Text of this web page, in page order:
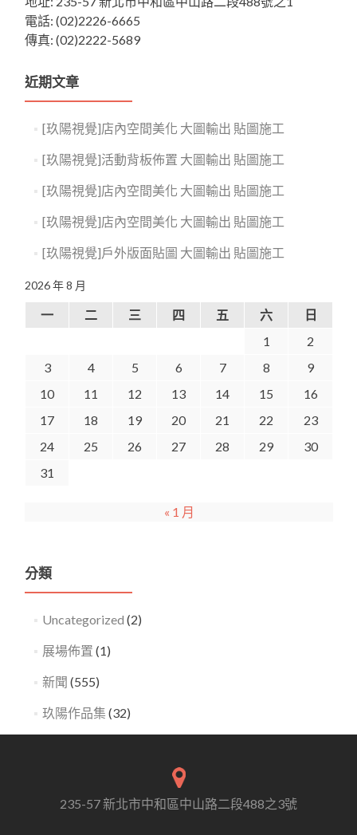
電話: (02)2226-6665
傳真: (02)2222-5689
近期文章
[玖陽視覺]店內空間美化 大圖輸出 貼圖施工
[玖陽視覺]活動背板佈置 大圖輸出 貼圖施工
[玖陽視覺]店內空間美化 大圖輸出 貼圖施工
[玖陽視覺]店內空間美化 大圖輸出 貼圖施工
[玖陽視覺]戶外版面貼圖 大圖輸出 貼圖施工
2026 年 8 月
一 二 三 四 五 六
日
1
2
3
4 5 6 7 8
9
10
11 12 13 14 15
16
17
18 19 20 21 22
23
24
25 26 27 28 29
30
31
« 1 月
分類
Uncategorized (2)
展場佈置 (1)
新聞 (555)
玖陽作品集 (32)
235-57 新北市中和區中山路二段488之3號